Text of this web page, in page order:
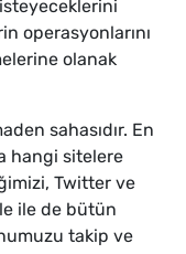
operasyonlarını
olanak
sahasıdır. En
hangi sitelere
Twitter ve
ile de bütün
takip ve